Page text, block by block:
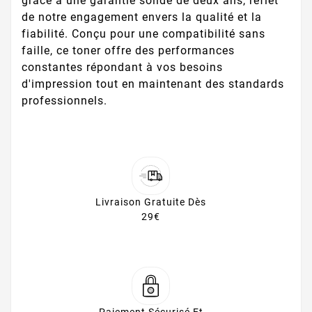
de notre engagement envers la qualité et la
fiabilité. Conçu pour une compatibilité sans
faille, ce toner offre des performances
constantes répondant à vos besoins
d'impression tout en maintenant des standards
professionnels.
Livraison Gratuite Dès
29€